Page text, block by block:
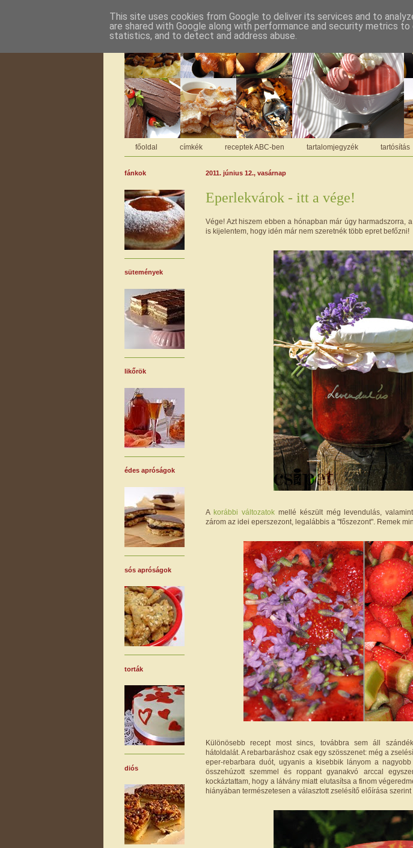
főoldal címkék receptek ABC-ben tartalomjegyzék tartósítás
2011. június 12., vasárnap
Eperlekvárok - itt a vége!
Vége! Azt hiszem ebben a hónapban már úgy harmadszorra,
is kijelentem, hogy idén már nem szeretnék több epret befőzni!
A korábbi változatokmellé készült még levendulás,
zárom az idei eperszezont, legalábbis a "főszezont". Remek
Különösebb recept most sincs, továbbra sem áll
hátoldalát. A rebarbaráshoz csak egy szösszenet: még a
eper-rebarbara duót, ugyanis a kisebbik lányom a
összehúzott szemmel és roppant gyanakvó arccal
kockáztattam, hogy a látvány miatt elutasítsa a finom
hiányában természetesen a választott zselésítő előírása szerint
fánkok
sütemények
likőrök
édes apróságok
sós apróságok
torták
diós
This site uses cookies from Google to deliver its services and to
are shared with Google along with performance and security metrics
statistics, and to detect and address abuse.